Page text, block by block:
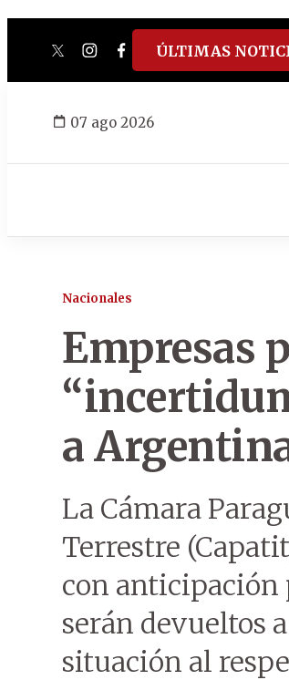
twitterinstagram
facebook
tiktokyoutube
spotify
ÚLTIMAS
07 ago 2026
Nacionales
Empresas
a
La Cámara
Terrestre
con anticipación
serán devueltos
situación al